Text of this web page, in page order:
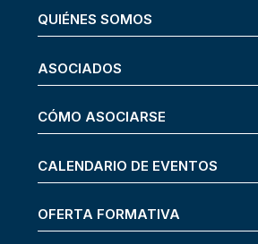
QUIÉNES SOMOS
ASOCIADOS
CÓMO ASOCIARSE
CALENDARIO DE EVENTOS
OFERTA FORMATIVA